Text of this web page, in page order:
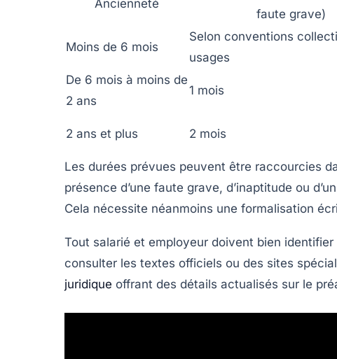
Ancienneté
faute grave)
Moins de 6 mois
Selon conventions
usages
De 6 mois à moins de
2 ans
1 mois
2 ans et plus 2 mois
Les durées prévues peuvent être raccourcies
présence d’une faute grave, d’inaptitude ou
Cela nécessite néanmoins une formalisation
Tout salarié et employeur doivent bien
consulter les textes officiels ou des sites
juridique offrant des détails actualisés sur le